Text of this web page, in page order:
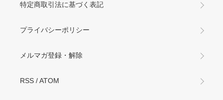
特定商取引法に基づく表記
プライバシーポリシー
メルマガ登録・解除
RSS /ATOM